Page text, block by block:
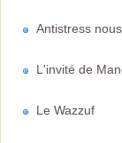
Antistress
L'invité de
Le Wazzuf